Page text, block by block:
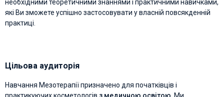
необхідними теоретичними знаннями і практичними навичками,
які Ви зможете успішно застосовувати у власній повсякденній
практиці.
Цільова аудиторія
Навчання Мезотерапії призначено для початківців і